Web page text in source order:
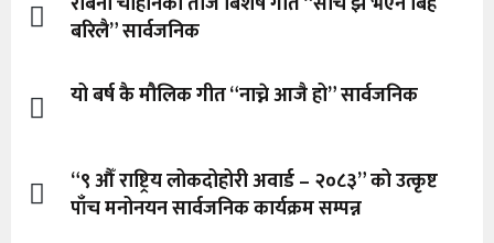
बरिलै” सार्वजनिक
यो बर्ष कै मौलिक गीत “नाच्ने आजै हो” सार्वजनिक
“९ औँ राष्ट्रिय लोकदोहोरी अवार्ड – २०८३” को उत्कृष्ट
पाँच मनोनयन सार्वजनिक कार्यक्रम सम्पन्न